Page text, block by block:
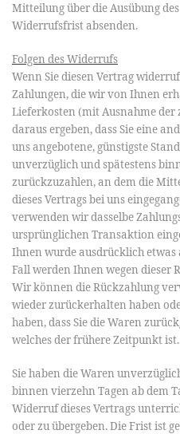
Mitteilung über die Ausübung
Widerrufsfrist absenden.
Folgen des Widerrufs
Wenn Sie diesen Vertrag
Zahlungen, die wir von Ihnen
Lieferkosten (mit Ausnahme der
daraus ergeben, dass Sie eine
uns angebotene, günstigste
unverzüglich und spätestens
zurückzuzahlen, an dem die
dieses Vertrags bei uns
verwenden wir dasselbe
ursprünglichen Transaktion
Ihnen wurde ausdrücklich
Fall werden Ihnen wegen dieser
Wir können die Rückzahlung
wieder zurückerhalten haben
haben, dass Sie die Waren
welches der frühere Zeitpunkt ist.
Sie haben die Waren
binnen vierzehn Tagen ab dem
Widerruf dieses Vertrags
oder zu übergeben. Die Frist ist